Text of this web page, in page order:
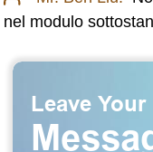
nel modulo